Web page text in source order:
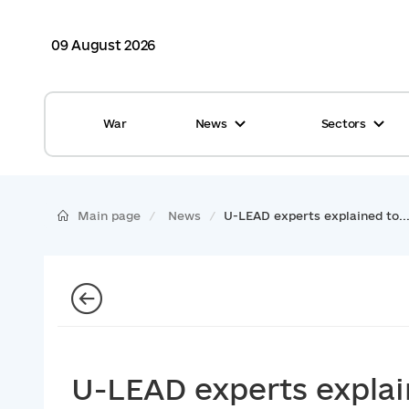
09 August 2026
War News
Glossary
Reports from gromadas
Tag Cloud
Sectors
Healthcare
Safety
Main page News U-LEAD experts explained to...
U-LEAD experts